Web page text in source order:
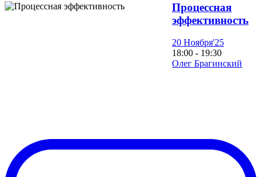
Процессная
эффективность
20 Ноября'25
18:00 - 19:30
Олег Брагинский